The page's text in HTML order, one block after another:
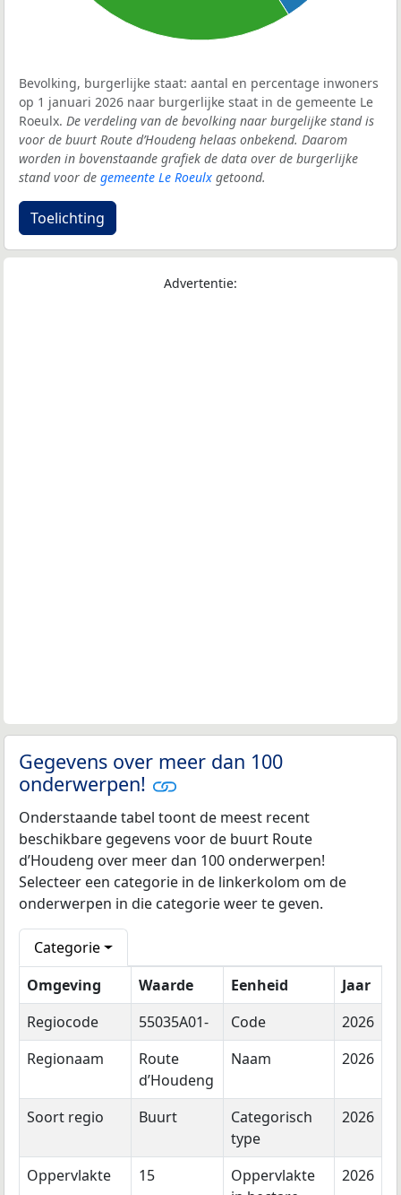
Bevolking, burgerlijke staat: aantal en percentage inwoners
op 1 januari 2026 naar burgerlijke staat in de gemeente Le
Roeulx. De verdeling van de bevolking naar burgelijke stand is
voor de buurt Route d’Houdeng helaas onbekend. Daarom
worden in bovenstaande grafiek de data over de burgerlijke
stand voor de gemeente Le Roeulx getoond.
Toelichting
Advertentie:
Gegevens over meer dan 100
onderwerpen!
Onderstaande tabel toont de meest recent
beschikbare gegevens voor de buurt Route
d’Houdeng over meer dan 100 onderwerpen!
Selecteer een categorie in de linkerkolom om de
onderwerpen in die categorie weer te geven.
Categorie
Omgeving
Waarde Eenheid
Jaar
Regiocode
55035A01- Code
2026
Regionaam
Route
d’Houdeng
Naam 2026
Soort regio Buurt
Categorisch
type
2026
Oppervlakte 15
Oppervlakte
2026